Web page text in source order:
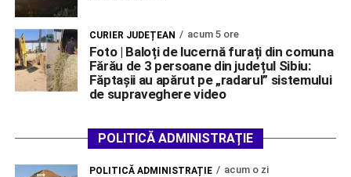
CURIER JUDEȚEAN acum 5 ore
Foto | Baloți de lucernă furați din comuna
Fărău de 3 persoane din județul Sibiu:
Făptașii au apărut pe „radarul” sistemului
de supraveghere video
POLITICĂ ADMINISTRAȚIE
POLITICĂ ADMINISTRAȚIE acum o zi